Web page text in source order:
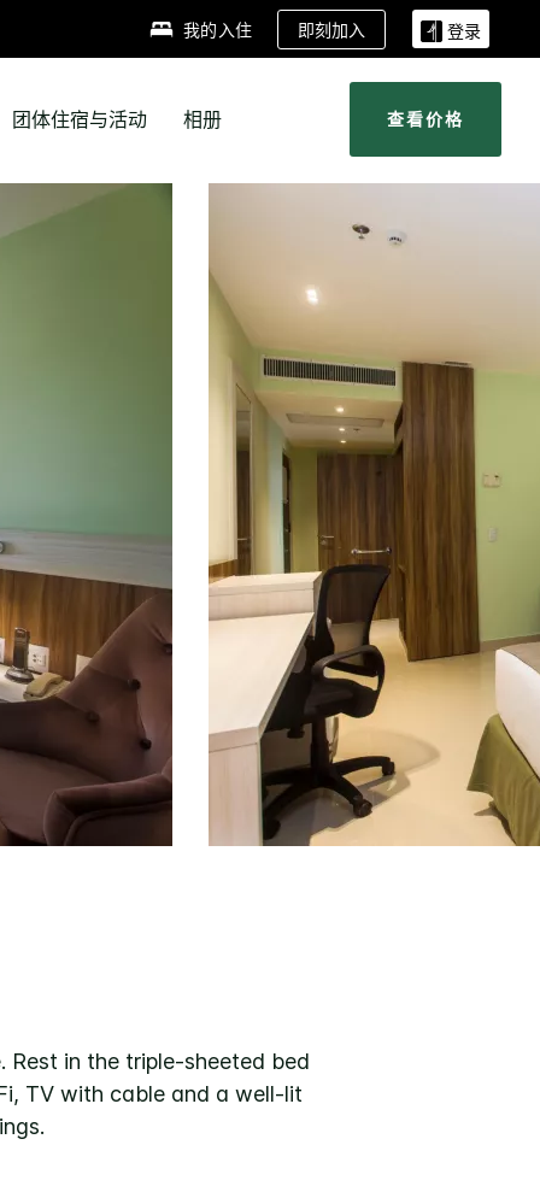
我的入住 即刻加入 登录
团体住宿与活动 相册 查看价格
in the triple-sheeted bed
TV with cable and a well-lit